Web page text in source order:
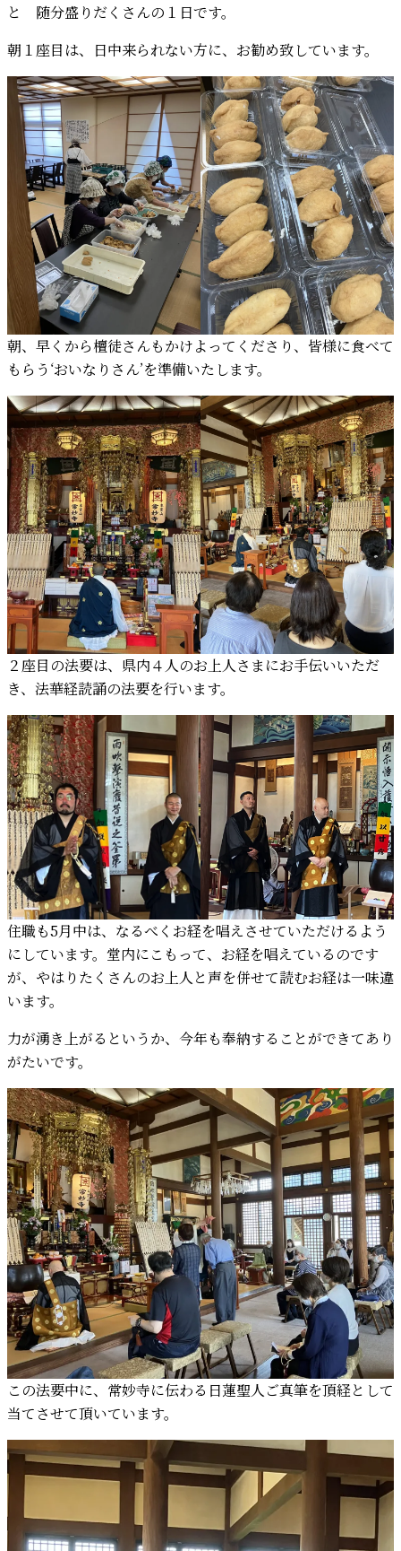
と 随分盛りだくさんの１日です。
朝１座目は、日中来られない方に、お勧め致しています。
朝、早くから檀徒さんもかけよってくださり、皆様に食べて
もらう‘おいなりさん’を準備いたします。
２座目の法要は、県内４人のお上人さまにお手伝いいただ
き、法華経読誦の法要を行います。
住職も5月中は、なるべくお経を唱えさせていただけるよう
にしています。堂内にこもって、お経を唱えているのです
が、やはりたくさんのお上人と声を併せて読むお経は一味違
います。
力が湧き上がるというか、今年も奉納することができてあり
がたいです。
この法要中に、常妙寺に伝わる日蓮聖人ご真筆を頂経として
当てさせて頂いています。